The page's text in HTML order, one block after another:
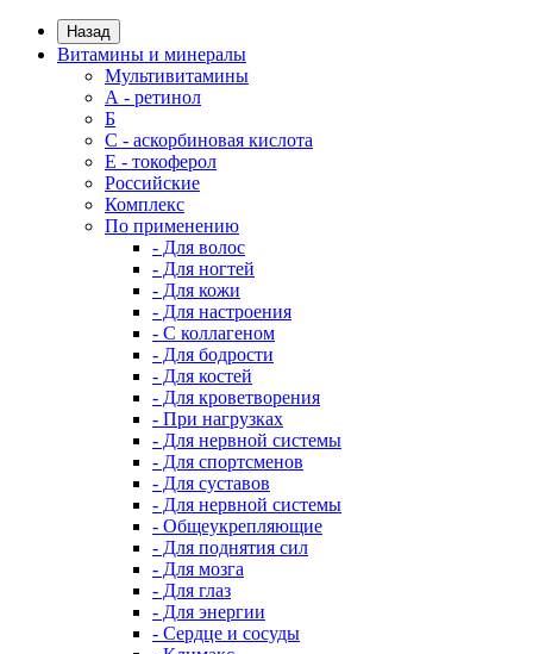
Назад
Витамины и минералы
Мультивитамины
А - ретинол
Б
С - аскорбиновая кислота
Е - токоферол
Российские
Комплекс
По применению
- Для волос
- Для ногтей
- Для кожи
- Для настроения
- С коллагеном
- Для бодрости
- Для костей
- Для кроветворения
- При нагрузках
- Для нервной системы
- Для спортсменов
- Для суставов
- Для нервной системы
- Общеукрепляющие
- Для поднятия сил
- Для мозга
- Для глаз
- Для энергии
- Сердце и сосуды